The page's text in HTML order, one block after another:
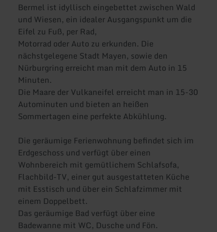
Bermel ist idyllisch eingebettet zwischen Wald
und Wiesen, ein idealer Ausgangspunkt um die
Eifel zu Fuß, per Rad,
Motorrad oder Auto zu erkunden. Die
nächstgelegene Stadt Mayen, sowie den
Nürburgring erreicht man mit dem Auto in 15
Minuten.
Die Maare der Vulkaneifel erreicht man in 15-30
Autominuten und bieten an heißen
Sommertagen eine perfekte Abkühlung.
Die geräumige Ferienwohnung befindet sich im
Erdgeschoss und verfügt über einen
Wohnbereich mit gemütlichem Schlafsofa,
Flachbild-TV, einer gut ausgestatteten Küche
mit Esstisch und über ein Schlafzimmer mit
einem Doppelbett.
Das geräumige Bad verfügt über eine
Badewanne mit WC, Dusche und Fön.